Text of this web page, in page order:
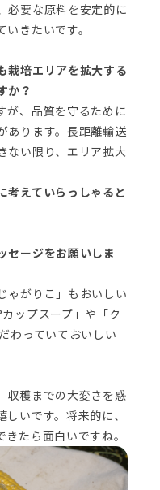
必要な原料を安定的に
きたいです。
栽培エリアを拡大する
か？
が、品質を守るために
あります。長距離輸送
ない限り、エリア拡大
考えていらっしゃると
セージをお願いしま
ゃがりこ」もおいしい
ップスープ」や「ク
わっていておいしい
収穫までの大変さを感
いです。将来的に、
たら面白いですね。